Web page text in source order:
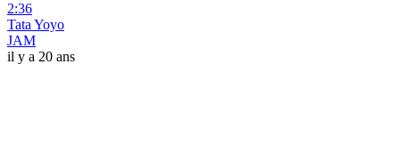
2:36
Tata Yoyo
JAM
il y a 20 ans